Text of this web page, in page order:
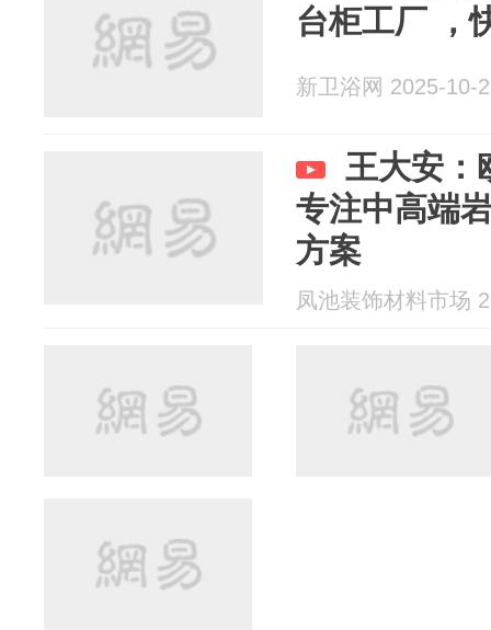
台柜工厂 ，
新卫浴网 2025-10-
王大安：
专注中高端
方案
凤池装饰材料市场